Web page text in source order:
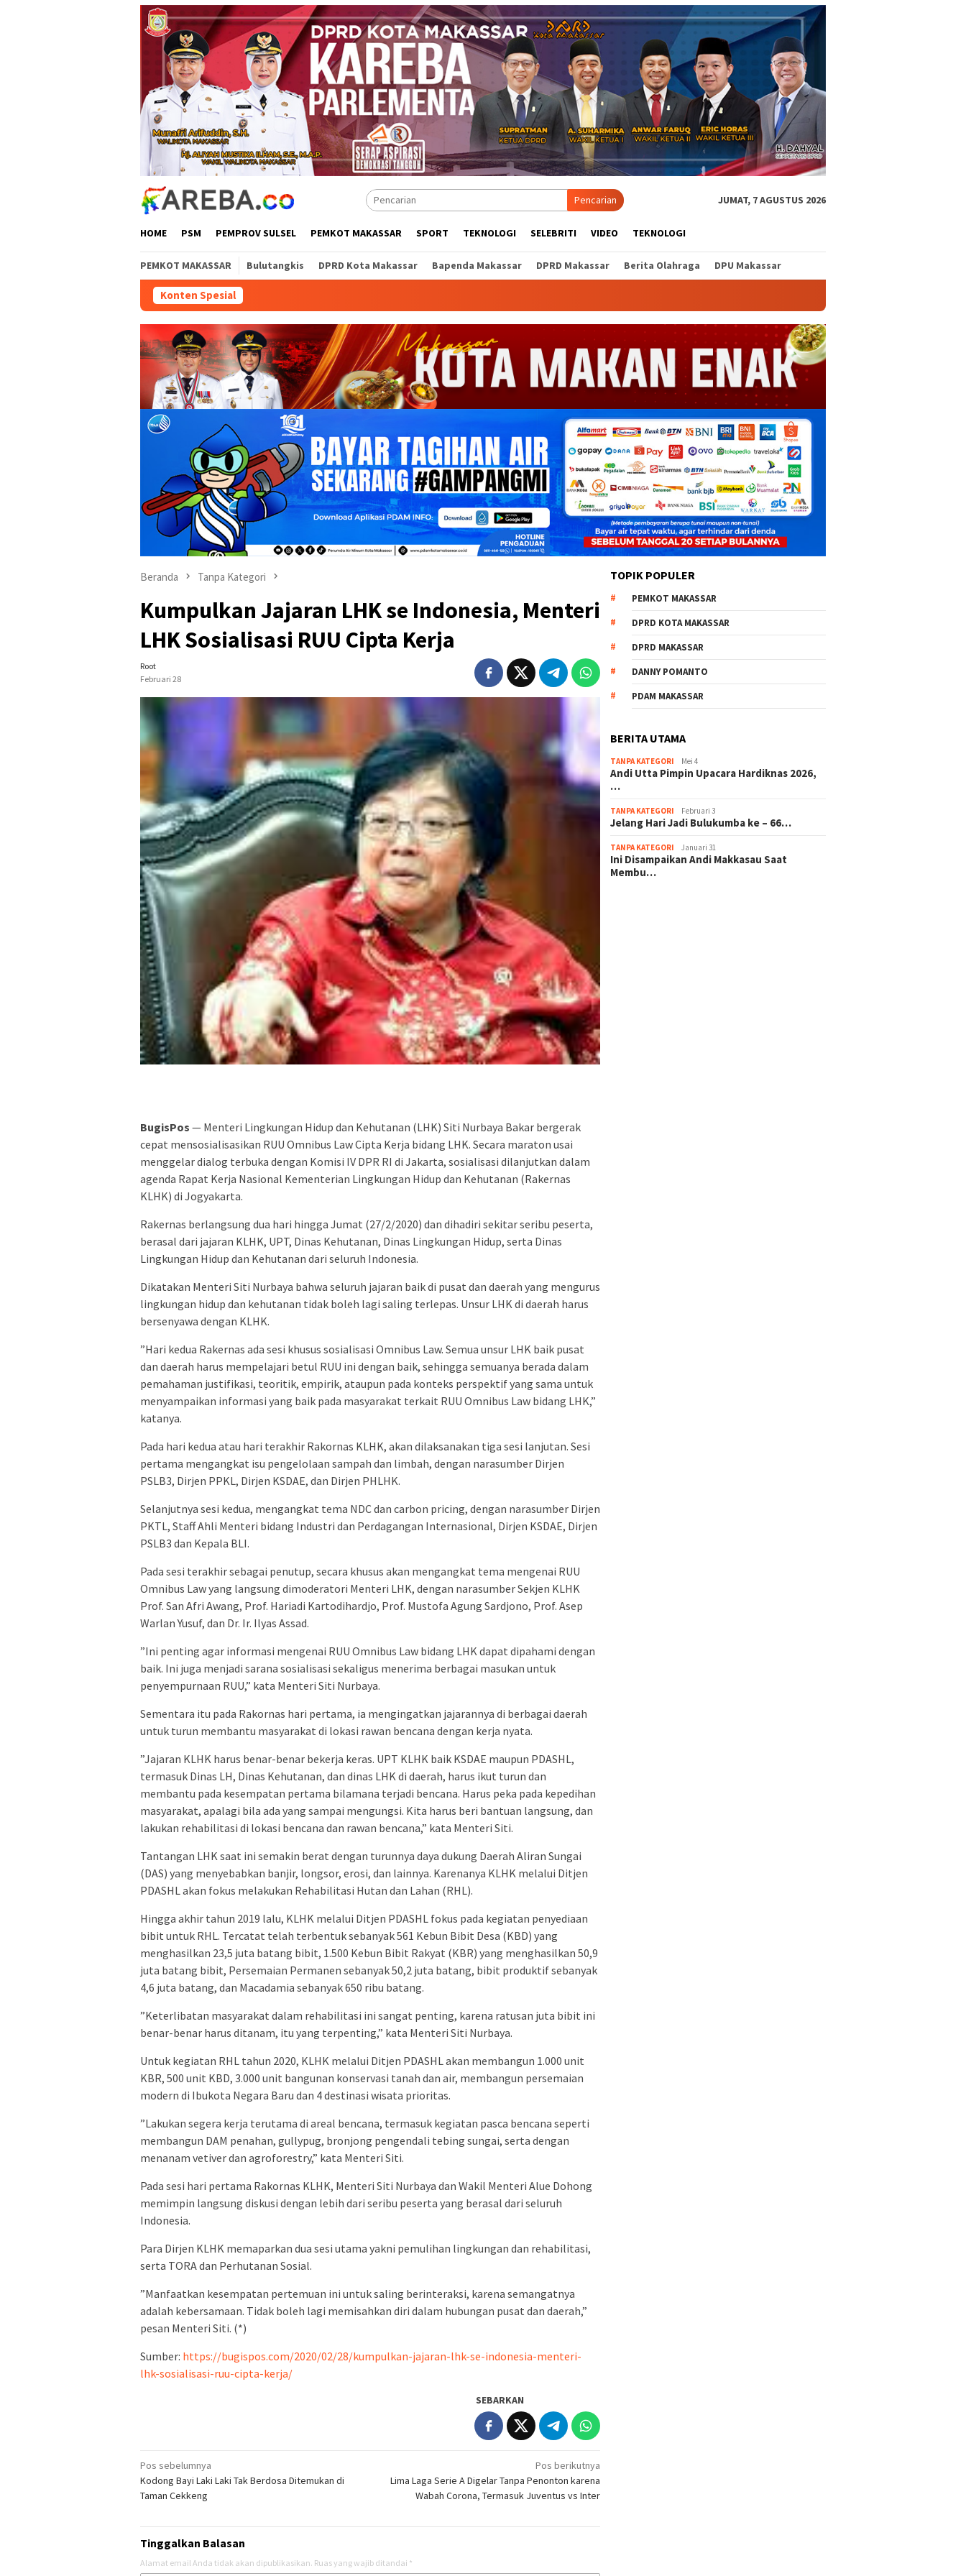
Pencarian JUMAT, 7 AGUSTUS 2026
HOME PSM PEMPROV SULSEL PEMKOT MAKASSAR SPORT TEKNOLOGI SELEBRITI VIDEO TEKNOLOGI
PEMKOT MAKASSAR Bulutangkis DPRD Kota Makassar Bapenda Makassar DPRD Makassar Berita Olahraga DPU Makassar
Konten Spesial
Beranda Tanpa Kategori
Kumpulkan Jajaran LHK se Indonesia, Menteri
LHK Sosialisasi RUU Cipta Kerja
Root
Februari 28
BugisPos — Menteri Lingkungan Hidup dan Kehutanan (LHK) Siti Nurbaya Bakar bergerak
cepat mensosialisasikan RUU Omnibus Law Cipta Kerja bidang LHK. Secara maraton usai
menggelar dialog terbuka dengan Komisi IV DPR RI di Jakarta, sosialisasi dilanjutkan dalam
agenda Rapat Kerja Nasional Kementerian Lingkungan Hidup dan Kehutanan (Rakernas
KLHK) di Jogyakarta.
Rakernas berlangsung dua hari hingga Jumat (27/2/2020) dan dihadiri sekitar seribu peserta,
berasal dari jajaran KLHK, UPT, Dinas Kehutanan, Dinas Lingkungan Hidup, serta Dinas
Lingkungan Hidup dan Kehutanan dari seluruh Indonesia.
Dikatakan Menteri Siti Nurbaya bahwa seluruh jajaran baik di pusat dan daerah yang mengurus
lingkungan hidup dan kehutanan tidak boleh lagi saling terlepas. Unsur LHK di daerah harus
bersenyawa dengan KLHK.
”Hari kedua Rakernas ada sesi khusus sosialisasi Omnibus Law. Semua unsur LHK baik pusat
dan daerah harus mempelajari betul RUU ini dengan baik, sehingga semuanya berada dalam
pemahaman justifikasi, teoritik, empirik, ataupun pada konteks perspektif yang sama untuk
menyampaikan informasi yang baik pada masyarakat terkait RUU Omnibus Law bidang LHK,”
katanya.
Pada hari kedua atau hari terakhir Rakornas KLHK, akan dilaksanakan tiga sesi lanjutan. Sesi
pertama mengangkat isu pengelolaan sampah dan limbah, dengan narasumber Dirjen
PSLB3, Dirjen PPKL, Dirjen KSDAE, dan Dirjen PHLHK.
Selanjutnya sesi kedua, mengangkat tema NDC dan carbon pricing, dengan narasumber Dirjen
PKTL, Staff Ahli Menteri bidang Industri dan Perdagangan Internasional, Dirjen KSDAE, Dirjen
PSLB3 dan Kepala BLI.
Pada sesi terakhir sebagai penutup, secara khusus akan mengangkat tema mengenai RUU
Omnibus Law yang langsung dimoderatori Menteri LHK, dengan narasumber Sekjen KLHK
Prof. San Afri Awang, Prof. Hariadi Kartodihardjo, Prof. Mustofa Agung Sardjono, Prof. Asep
Warlan Yusuf, dan Dr. Ir. Ilyas Assad.
”Ini penting agar informasi mengenai RUU Omnibus Law bidang LHK dapat dipahami dengan
baik. Ini juga menjadi sarana sosialisasi sekaligus menerima berbagai masukan untuk
penyempurnaan RUU,” kata Menteri Siti Nurbaya.
Sementara itu pada Rakornas hari pertama, ia mengingatkan jajarannya di berbagai daerah
untuk turun membantu masyarakat di lokasi rawan bencana dengan kerja nyata.
”Jajaran KLHK harus benar-benar bekerja keras. UPT KLHK baik KSDAE maupun PDASHL,
termasuk Dinas LH, Dinas Kehutanan, dan dinas LHK di daerah, harus ikut turun dan
membantu pada kesempatan pertama bilamana terjadi bencana. Harus peka pada kepedihan
masyarakat, apalagi bila ada yang sampai mengungsi. Kita harus beri bantuan langsung, dan
lakukan rehabilitasi di lokasi bencana dan rawan bencana,” kata Menteri Siti.
Tantangan LHK saat ini semakin berat dengan turunnya daya dukung Daerah Aliran Sungai
(DAS) yang menyebabkan banjir, longsor, erosi, dan lainnya. Karenanya KLHK melalui Ditjen
PDASHL akan fokus melakukan Rehabilitasi Hutan dan Lahan (RHL).
Hingga akhir tahun 2019 lalu, KLHK melalui Ditjen PDASHL fokus pada kegiatan penyediaan
bibit untuk RHL. Tercatat telah terbentuk sebanyak 561 Kebun Bibit Desa (KBD) yang
menghasilkan 23,5 juta batang bibit, 1.500 Kebun Bibit Rakyat (KBR) yang menghasilkan 50,9
juta batang bibit, Persemaian Permanen sebanyak 50,2 juta batang, bibit produktif sebanyak
4,6 juta batang, dan Macadamia sebanyak 650 ribu batang.
”Keterlibatan masyarakat dalam rehabilitasi ini sangat penting, karena ratusan juta bibit ini
benar-benar harus ditanam, itu yang terpenting,” kata Menteri Siti Nurbaya.
Untuk kegiatan RHL tahun 2020, KLHK melalui Ditjen PDASHL akan membangun 1.000 unit
KBR, 500 unit KBD, 3.000 unit bangunan konservasi tanah dan air, membangun persemaian
modern di Ibukota Negara Baru dan 4 destinasi wisata prioritas.
”Lakukan segera kerja terutama di areal bencana, termasuk kegiatan pasca bencana seperti
membangun DAM penahan, gullypug, bronjong pengendali tebing sungai, serta dengan
menanam vetiver dan agroforestry,” kata Menteri Siti.
Pada sesi hari pertama Rakornas KLHK, Menteri Siti Nurbaya dan Wakil Menteri Alue Dohong
memimpin langsung diskusi dengan lebih dari seribu peserta yang berasal dari seluruh
Indonesia.
Para Dirjen KLHK memaparkan dua sesi utama yakni pemulihan lingkungan dan rehabilitasi,
serta TORA dan Perhutanan Sosial.
”Manfaatkan kesempatan pertemuan ini untuk saling berinteraksi, karena semangatnya
adalah kebersamaan. Tidak boleh lagi memisahkan diri dalam hubungan pusat dan daerah,”
pesan Menteri Siti. (*)
Sumber: https://bugispos.com/2020/02/28/kumpulkan-jajaran-lhk-se-indonesia-menteri-
lhk-sosialisasi-ruu-cipta-kerja/
SEBARKAN
Navigasi
pos
Pos sebelumnya
Kodong Bayi Laki Laki Tak Berdosa Ditemukan di
Taman Cekkeng
Pos berikutnya
Lima Laga Serie A Digelar Tanpa Penonton karena
Wabah Corona, Termasuk Juventus vs Inter
Tinggalkan Balasan
Alamat email Anda tidak akan dipublikasikan. Ruas yang wajib ditandai *
TOPIK POPULER
PEMKOT MAKASSAR
DPRD KOTA MAKASSAR
DPRD MAKASSAR
DANNY POMANTO
PDAM MAKASSAR
BERITA UTAMA
TANPA KATEGORI Mei 4
Andi Utta Pimpin Upacara Hardiknas 2026,
…
TANPA KATEGORI Februari 3
Jelang Hari Jadi Bulukumba ke – 66…
TANPA KATEGORI Januari 31
Ini Disampaikan Andi Makkasau Saat
Membu…